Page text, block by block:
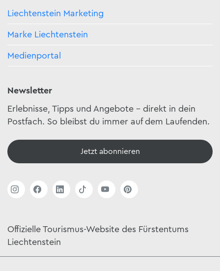
Liechtenstein Marketing
Marke Liechtenstein
Medienportal
Newsletter
Erlebnisse, Tipps und Angebote – direkt in dein
Postfach. So bleibst du immer auf dem Laufenden.
Jetzt abonnieren
Offizielle Tourismus-Website des Fürstentums
Liechtenstein